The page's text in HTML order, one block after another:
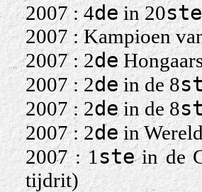
2007 : 4dein 20ste
2007 : Kampioen
2007 : 2de
2007 : 2dein de 8
2007 : 2dein de 8
2007 : 2dein
2007 : 1stein de
tijdrit)